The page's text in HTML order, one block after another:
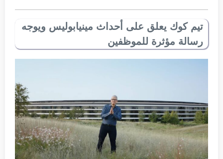
تيم كوك يعلق على أحداث مينيابوليس ويوجه
رسالة مؤثرة للموظفين